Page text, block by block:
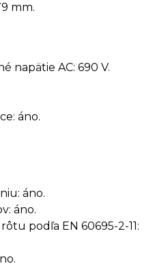
mm.
napätie AC: 690 V.
áno.
áno.
áno.
podľa EN 60695-2-11: